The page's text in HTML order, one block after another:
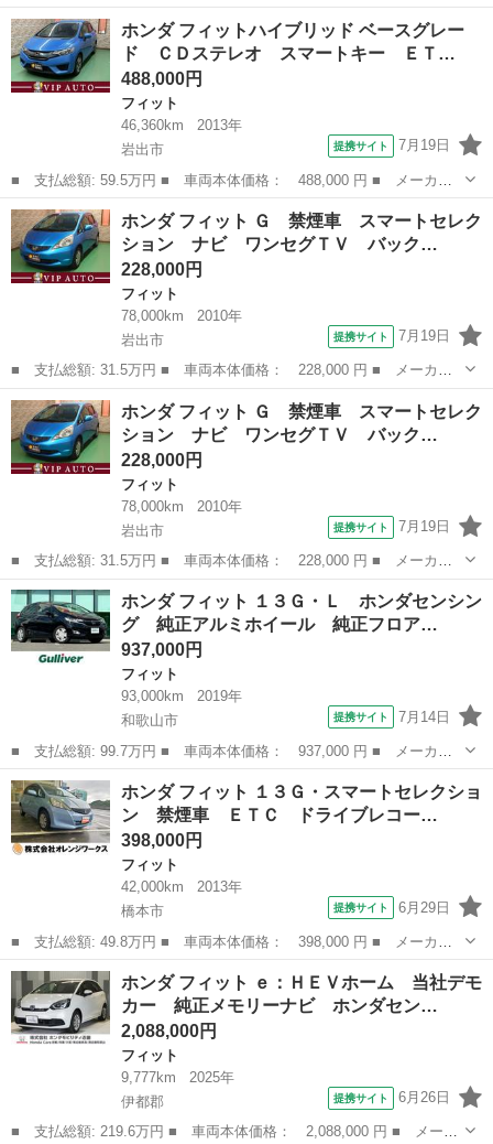
名： ホンダ ■ 車種名： フィット ■ グレード名： ＲＳ ハイ
ウェイエディション ステアリングスイッチ 革巻きステアリング
ビルトインＥ...
和歌山 和歌山市 フィット
ホンダ フィットハイブリッド ベースグレー
ド ＣＤステレオ スマートキー ＥＴ…
488,000円
フィット
46,360km
2013年
岩出市
提携サイト 7月19日
■ 支払総額: 59.5万円 ■ 車両本体価格： 488,000 円 ■ メーカー
名： ホンダ ■ 車種名： フィットハイブリッド ■ グレード
名： ベースグレード ＣＤステレオ スマートキー ＥＴＣ 電動
格納ドアミラー ...
和歌山 岩出市 フィット
ホンダ フィット Ｇ 禁煙車 スマートセレク
ション ナビ ワンセグＴＶ バック…
228,000円
フィット
78,000km
2010年
岩出市
提携サイト 7月19日
■ 支払総額: 31.5万円 ■ 車両本体価格： 228,000 円 ■ メーカー
名： ホンダ ■ 車種名： フィット ■ グレード名： Ｇ 禁煙
車 スマートセレクション ナビ ワンセグＴＶ バックカメラ ス
マートキー Ｅ...
和歌山 岩出市 フィット
ホンダ フィット Ｇ 禁煙車 スマートセレク
ション ナビ ワンセグＴＶ バック…
228,000円
フィット
78,000km
2010年
岩出市
提携サイト 7月19日
■ 支払総額: 31.5万円 ■ 車両本体価格： 228,000 円 ■ メーカー
名： ホンダ ■ 車種名： フィット ■ グレード名： Ｇ 禁煙
車 スマートセレクション ナビ ワンセグＴＶ バックカメラ ス
マートキー Ｅ...
和歌山 岩出市 フィット
ホンダ フィット １３Ｇ・Ｌ ホンダセンシン
グ 純正アルミホイール 純正フロア…
937,000円
フィット
93,000km
2019年
和歌山市
提携サイト 7月14日
■ 支払総額: 99.7万円 ■ 車両本体価格： 937,000 円 ■ メーカー
名： ホンダ ■ 車種名： フィット ■ グレード名： １３Ｇ・
Ｌ ホンダセンシング 純正アルミホイール 純正フロアマット ア
イドリングスト...
和歌山 和歌山市 フィット
ホンダ フィット １３Ｇ・スマートセレクショ
ン 禁煙車 ＥＴＣ ドライブレコー…
398,000円
フィット
42,000km
2013年
橋本市
提携サイト 6月29日
■ 支払総額: 49.8万円 ■ 車両本体価格： 398,000 円 ■ メーカー
名： ホンダ ■ 車種名： フィット ■ グレード名： １３Ｇ・ス
マートセレクション 禁煙車 ＥＴＣ ドライブレコーダー パワス
テ エアコン...
和歌山 橋本市 フィット
ホンダ フィット ｅ：ＨＥＶホーム 当社デモ
カー 純正メモリーナビ ホンダセン…
2,088,000円
フィット
9,777km
2025年
伊都郡
提携サイト 6月26日
■ 支払総額: 219.6万円 ■ 車両本体価格： 2,088,000 円 ■ メーカ